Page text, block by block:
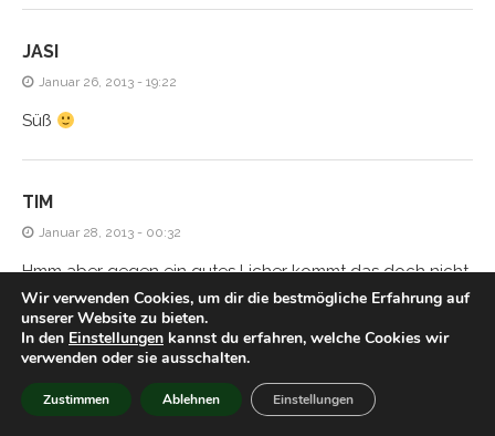
JASI
Januar 26, 2013 - 19:22
Süß
TIM
Januar 28, 2013 - 00:32
Hmm aber gegen ein gutes Licher kommt das doch nicht
an, oder?
HIACYNTA
Januar 28, 2013 - 21:54
Wir verwenden Cookies, um dir die bestmögliche Erfahrung auf
unserer Website zu bieten.
In den Einstellungen kannst du erfahren, welche Cookies wir
verwenden oder sie ausschalten.
Zustimmen Ablehnen Einstellungen